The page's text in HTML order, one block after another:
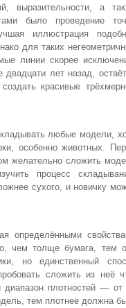
выразительности, а
было проведение
иллюстрация
для таких
линии скорее
двадцати лет назад,
красивые
любые модели,
особенно животных.
желательно сложить
процесс
сухого, и новичку
определёнными
чем толще бумага, тем
но единственный
сложить из неё
плотностей — от
тем плотнее должна